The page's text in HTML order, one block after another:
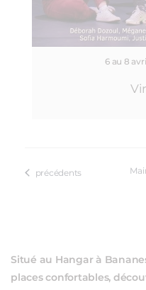
6 au 8
Évènements
précédents
Situé au Hangar à
places confortables,